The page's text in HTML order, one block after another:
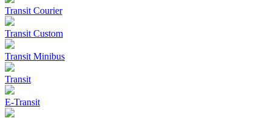
Transit Courier
Transit Custom
Transit Minibus
Transit
E-Transit